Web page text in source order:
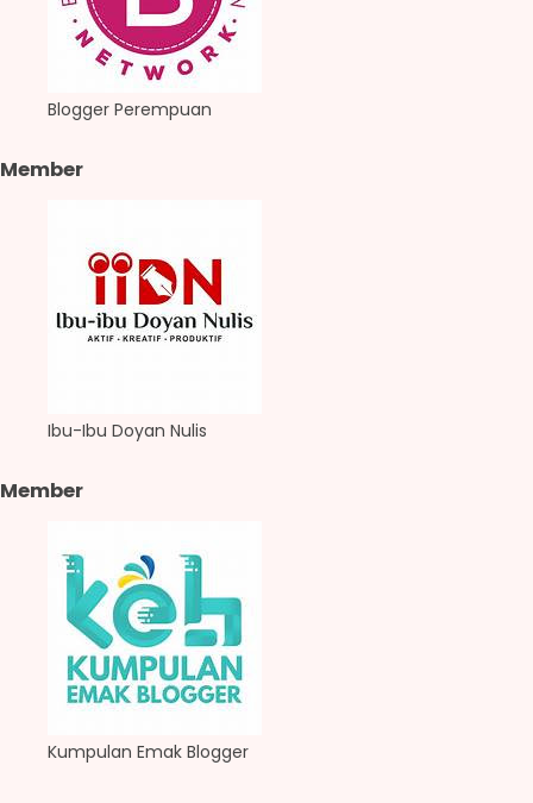
Blogger Perempuan
Member
Ibu-Ibu Doyan Nulis
Member
Kumpulan Emak Blogger